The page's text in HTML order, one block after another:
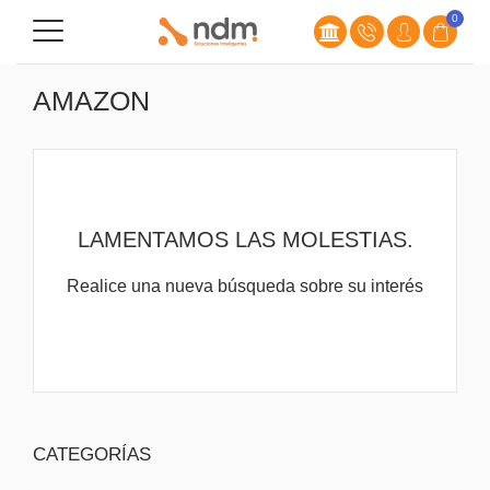
0
CATEGORÍAS
AMAZON
LAMENTAMOS LAS MOLESTIAS.
Realice una nueva búsqueda sobre su interés